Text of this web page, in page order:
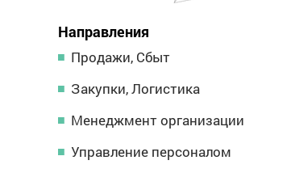
Направления
Продажи, Сбыт
Закупки, Логистика
Менеджмент организации
Управление персоналом